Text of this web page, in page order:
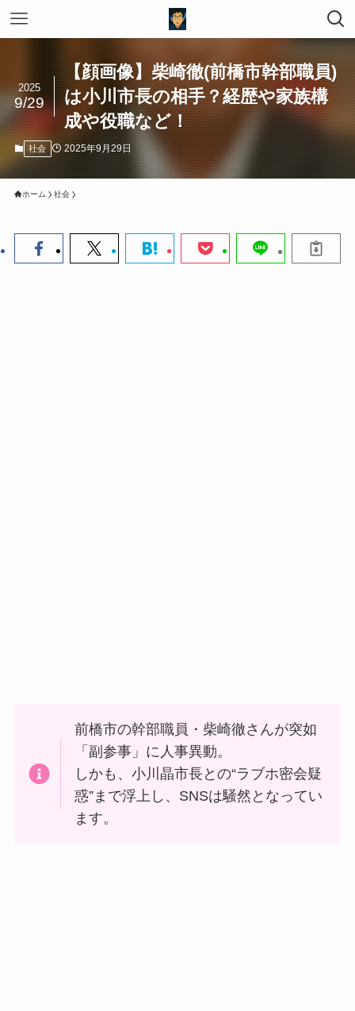
【顔画像】柴崎徹(前橋市幹部職員)
は小川市長の相手？経歴や家族構
成や役職など！
2025
9/29
社会 2025年9月29日
ホーム 社会
前橋市の幹部職員・柴崎徹さんが突如
「副参事」に人事異動。
しかも、小川晶市長との“ラブホ密会疑
惑”まで浮上し、SNSは騒然となってい
ます。